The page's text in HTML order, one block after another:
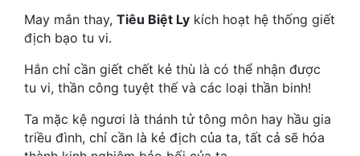
Huyền Huyễn
Huyền Ảo
Hài Hước
Hệ Thống
May mắn thay, Tiêu Biệt Ly kích hoạt hệ thống giết
địch bạo tu vi.
Hắn chỉ cần giết chết kẻ thù là có thể nhận được
tu vi, thần công tuyệt thế và các loại thần binh!
Ta mặc kệ ngươi là thánh tử tông môn hay hầu gia
triều đình, chỉ cần là kẻ địch của ta, tất cả sẽ hóa